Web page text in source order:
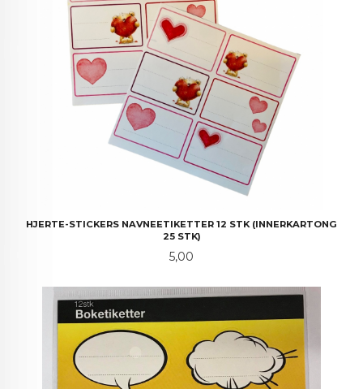
HJERTE-STICKERS NAVNEETIKETTER 12 STK (INNERKARTONG
25 STK)
Pris
5,00